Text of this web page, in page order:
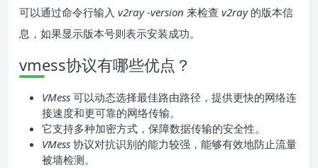
可以通过命令行输入 v2ray -version 来检查 v2ray的版本信
息，如果显示版本号则表示安装成功。
vmess协议有哪些优点？
VMess 可以动态选择最佳路由路径，提供更快的网络连
接速度和更可靠的网络传输。
它支持多种加密方式，保障数据传输的安全性。
VMess 协议对抗识别的能力较强，能够有效地防止流量
被墙检测。